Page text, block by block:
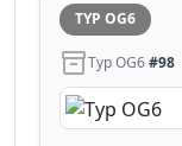
TYP OG6
Typ OG6#98